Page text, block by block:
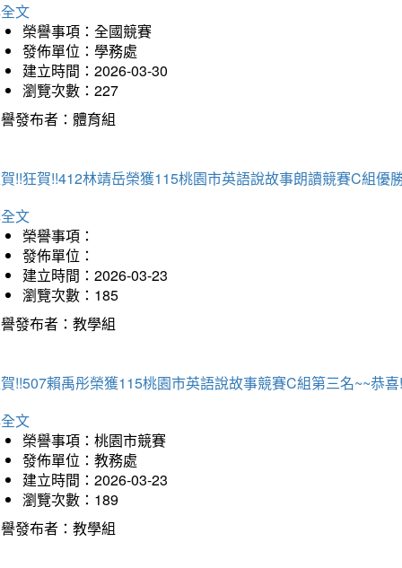
文
榮譽事項：全國競賽
發佈單位：學務處
建立時間：2026-03-30
瀏覽次數：227
發布者：體育組
!!狂賀!!412林靖岳榮獲115桃園市英語說故事朗讀競賽C組優
文
榮譽事項：
發佈單位：
建立時間：2026-03-23
瀏覽次數：185
發布者：教學組
!!507賴禹彤榮獲115桃園市英語說故事競賽C組第三名~~恭喜
文
榮譽事項：桃園市競賽
發佈單位：教務處
建立時間：2026-03-23
瀏覽次數：189
發布者：教學組